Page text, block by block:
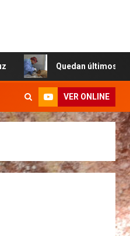
Quedan últimos cupos
VER ONLINE